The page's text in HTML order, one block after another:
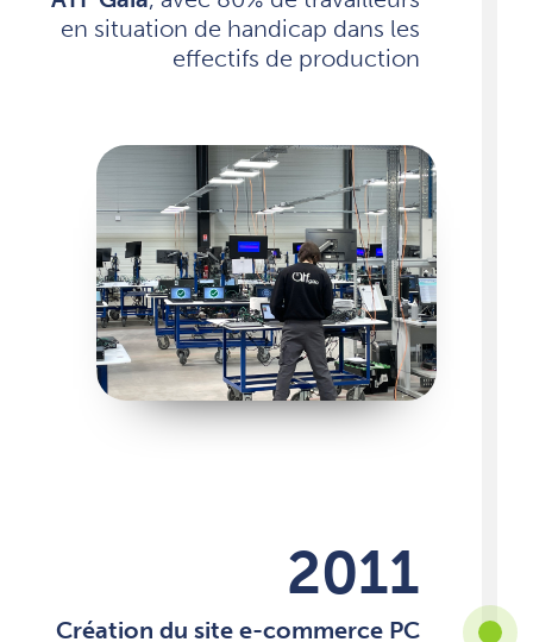
en situation de handicap dans les
effectifs de production
2011
Création du site e-commerce PC